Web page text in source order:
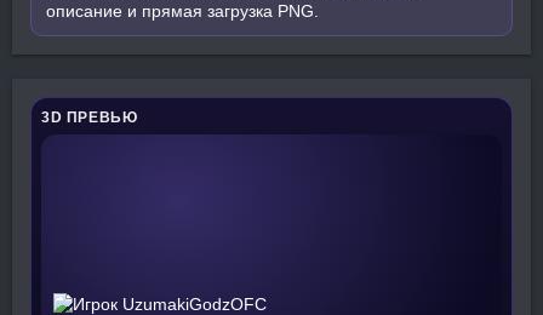
описание и прямая загрузка PNG.
3D ПРЕВЬЮ